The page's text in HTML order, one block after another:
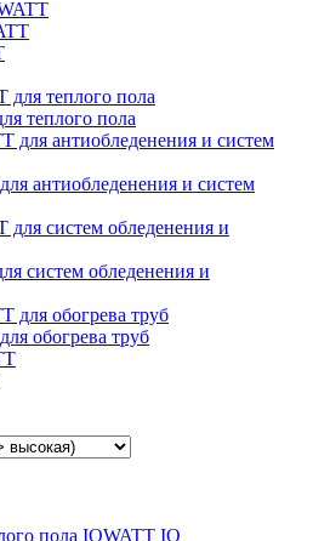
теплого пола
антиобледенения и систем
систем обледенения и
обогрева труб